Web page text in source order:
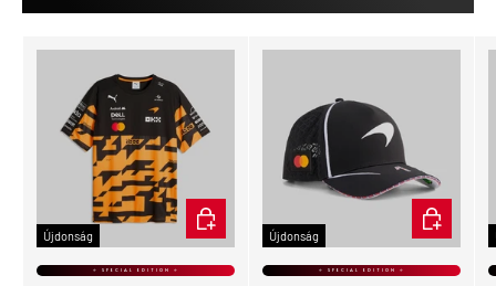
Újdonság
⭐ SPECIAL EDITION ⭐
ÉRDEKEL
Újdonság
⭐ SPECIAL EDITION ⭐
KOSÁRBA